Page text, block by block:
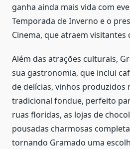
ganha ainda mais vida com
Temporada de Inverno e o
Cinema, que atraem visitantes
Além das atrações culturais,
sua gastronomia, que inclui
de delícias, vinhos produzidos
tradicional fondue, perfeito
ruas floridas, as lojas de
pousadas charmosas
tornando Gramado uma